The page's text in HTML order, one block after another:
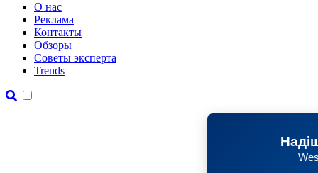
О нас
Реклама
Контакты
Обзоры
Советы эксперта
Trends